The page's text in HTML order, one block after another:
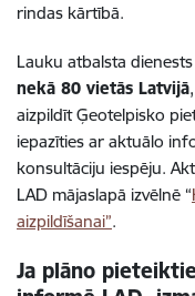
rindas kārtībā.
Lauku atbalsta
nekā 80 vietās Latvijā
aizpildīt Ģeotelpisko
iepazīties ar aktuālo
konsultāciju iespēju.
LAD mājaslapā izvēlnē “
aizpildīšanai”.
Ja plāno